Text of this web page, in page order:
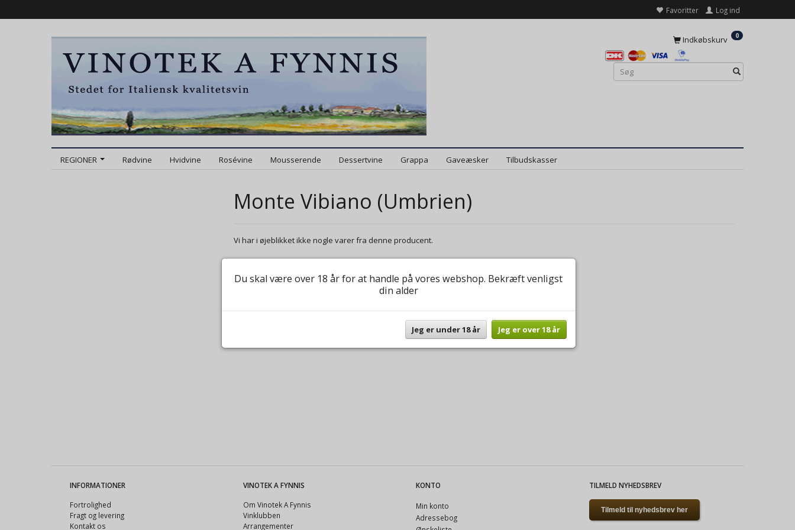
Favoritter Log ind
Indkøbskurv 0
REGIONER Rødvine Hvidvine Rosévine Mousserende Dessertvine Grappa Gaveæsker Tilbudskasser
Monte Vibiano (Umbrien)
Vi har i øjeblikket ikke nogle varer fra denne producent.
INFORMATIONER
Fortrolighed
Fragt og levering
Kontakt os
VINOTEK A FYNNIS
Om Vinotek A Fynnis
Vinklubben
Arrangementer
KONTO
Min konto
Adressebog
TILMELD NYHEDSBREV
Tilmeld til nyhedsbrev her
Du skal være over 18 år for at handle på vores webshop. Bekræft venligst
din alder
Jeg er under 18 år Jeg er over 18 år